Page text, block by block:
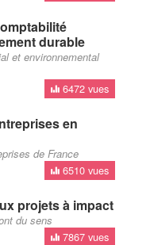
durable
et environnemental
6472 vues
en
de France
6510 vues
projets à impact
du sens
7867 vues